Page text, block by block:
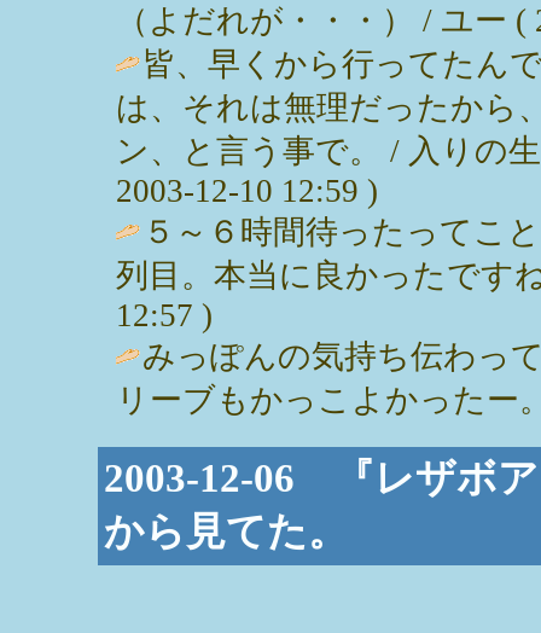
（よだれが・・・） / ユー (
皆、早くから行ってたん
は、それは無理だったから
ン、と言う事で。 / 入りの
2003-12-10 12:59 )
５～６時間待ったってこ
列目。本当に良かったです
12:57 )
みっぽんの気持ち伝わっ
リーブもかっこよかったー
2003-12-06 『レザボ
から見てた。